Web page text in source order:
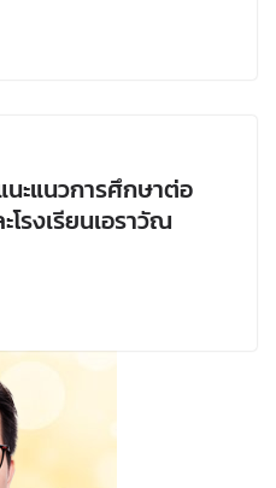
ะแนวการศึกษาต่อ
โรงเรียนเอราวัณ